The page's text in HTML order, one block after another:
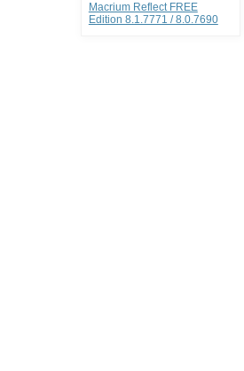
Macrium Reflect FREE
Edition 8.1.7771 / 8.0.7690